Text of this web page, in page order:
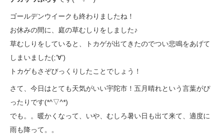
ゴールデンウイークも終わりましたね！
お休みの間に、庭の草むしりをしました♪
草むしりをしていると、トカゲが出てきたのでつい悲鳴をあげて
しまいました(;’∀’)
トカゲもさぞびっくりしたことでしょう！
さて、今日はとても天気がいい宇陀市！五月晴れという言葉がぴ
ったりです(*^▽^*)
でも。。暖かくなって、いや、むしろ暑い日も出て来て、適度に
雨も降って。。